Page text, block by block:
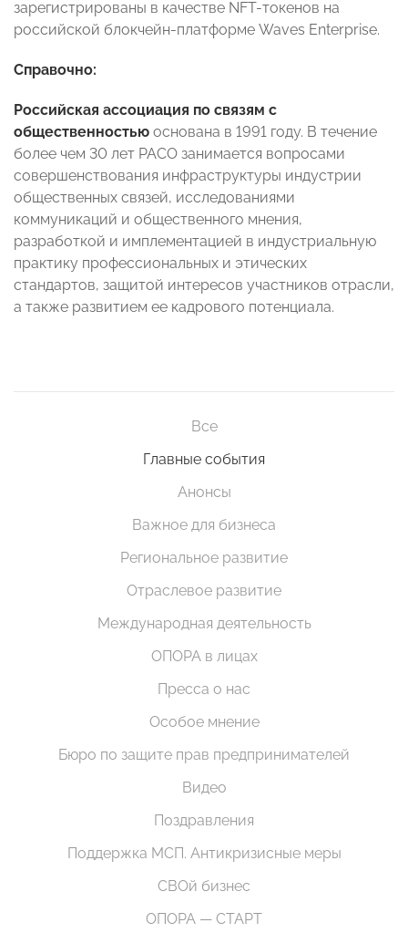
зарегистрированы в качестве NFT-токенов на
российской блокчейн-платформе Waves Enterprise.
Справочно:
Российская ассоциация по связям с
общественностью основана в 1991 году. В течение
более чем 30 лет РАСО занимается вопросами
совершенствования инфраструктуры индустрии
общественных связей, исследованиями
коммуникаций и общественного мнения,
разработкой и имплементацией в индустриальную
практику профессиональных и этических
стандартов, защитой интересов участников отрасли,
а также развитием ее кадрового потенциала.
Все
Главные события
Анонсы
Важное для бизнеса
Региональное развитие
Отраслевое развитие
Международная деятельность
ОПОРА в лицах
Пресса о нас
Особое мнение
Бюро по защите прав предпринимателей
Видео
Поздравления
Поддержка МСП. Антикризисные меры
СВОй бизнес
ОПОРА — СТАРТ